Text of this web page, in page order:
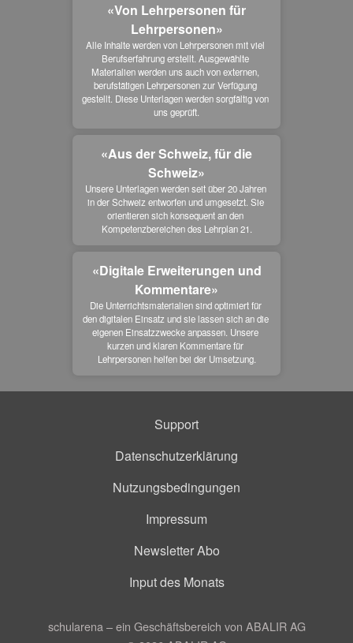
«Von Lehrpersonen für
Lehrpersonen»
Alle Inhalte werden von Lehrpersonen mit viel
Berufserfahrung erstellt. Ausgewählte
Materialien werden uns auch von externen,
berufstätigen Lehrpersonen zur Verfügung
gestellt. Diese Unterlagen werden sorgfältig von
uns geprüft.
«Aus der Schweiz, für die
Schweiz»
Unsere Unterlagen werden seit über 20 Jahren
in der Schweiz entworfen und umgesetzt. Sie
orientieren sich konsequent an den
Kompetenzbereichen des Lehrplan 21.
«Digitale Erweiterungen und
Kommentare»
Die Unterrichtsmaterialien sind optimiert für
den digitalen Einsatz und sie lassen sich an die
eigenen Einsatzzwecke anpassen. Unsere
kurzen und klaren Kommentare für
Lehrpersonen helfen bei der Umsetzung.
Support
Datenschutzerklärung
Nutzungsbedingungen
Impressum
Newsletter Abo
Input des Monats
schularena – ein Geschäftsbereich von ABALIR AG